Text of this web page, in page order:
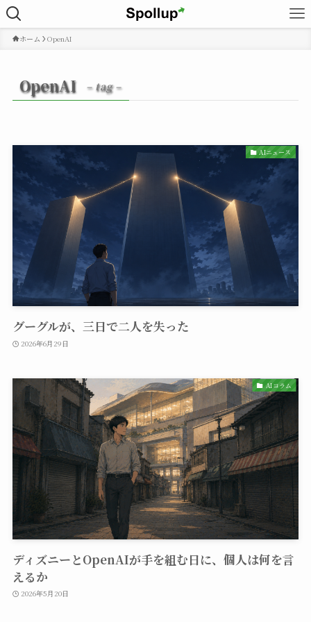
ホーム OpenAI
OpenAI – tag –
AIニュース
グーグルが、三日で二人を失った
2026年6月29日
AIコラム
ディズニーとOpenAIが手を組む日に、個人は何を言
えるか
2026年5月20日